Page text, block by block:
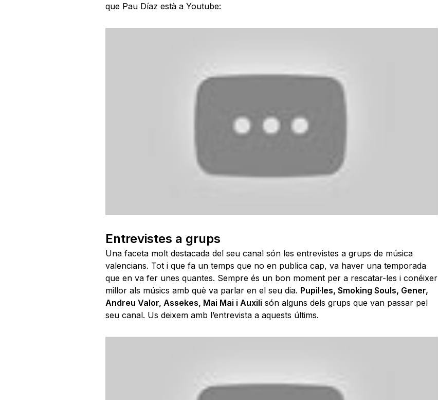
que Pau Díaz està a Youtube:
Entrevistes a grups
Una faceta molt destacada del seu canal són les entrevistes a grups de música
valencians. Tot i que fa un temps que no en publica cap, va haveruna temporada
que en va fer unes quantes. Sempre és un bon moment per a rescatar-les i conéixer
millor als músics amb què va parlar en el seu dia. Pupil·les, Smoking Souls, Gener,
Andreu Valor, Assekes, Mai Mai i Auxili són alguns dels grups que van passar pel
seu canal. Us deixem amb l’entrevista a aquests últims.